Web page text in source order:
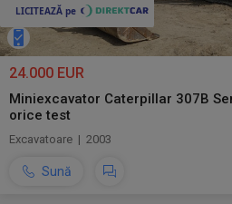
24.000 EUR
Miniexcavator Caterpillar 307B
orice test
Excavatoare | 2003
Sună